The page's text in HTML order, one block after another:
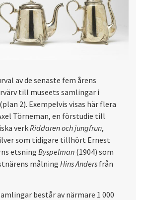
av de senaste fem årens
till museets samlingar i
2). Exempelvis visas här flera
Törneman, en förstudie till
verkRiddaren och jungfrun,
som tidigare tillhört Ernest
etsning Byspelman (1904) som
målning Hins Anders från
består av närmare 1 000